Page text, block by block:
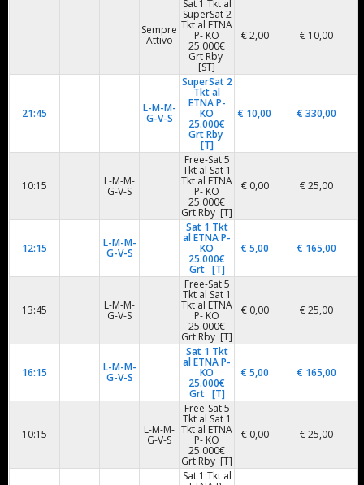
Sempre
Attivo
Sat 1 Tkt al
SuperSat 2
Tkt al ETNA
P- KO
25.000€
Grt Rby
[ST]
€ 2,00 € 10,00
21:45 L-M-M-
G-V-S
SuperSat 2
Tkt al
ETNA P-
KO
25.000€
Grt Rby
[T]
€ 10,00 € 330,00
10:15 L-M-M-
G-V-S
Free-Sat 5
Tkt al Sat 1
Tkt al ETNA
P- KO
25.000€
Grt Rby [T]
€ 0,00 € 25,00
12:15 L-M-M-
G-V-S
Sat 1 Tkt
al ETNA P-
KO
25.000€
Grt [T]
€ 5,00 € 165,00
13:45 L-M-M-
G-V-S
Free-Sat 5
Tkt al Sat 1
Tkt al ETNA
P- KO
25.000€
Grt Rby [T]
€ 0,00 € 25,00
16:15 L-M-M-
G-V-S
Sat 1 Tkt
al ETNA P-
KO
25.000€
Grt [T]
€ 5,00 € 165,00
10:15 L-M-M-
G-V-S
Free-Sat 5
Tkt al Sat 1
Tkt al ETNA
P- KO
25.000€
Grt Rby [T]
€ 0,00 € 25,00
Sat 1 Tkt al